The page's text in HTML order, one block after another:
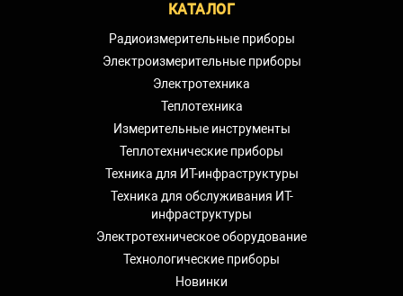
КАТАЛОГ
Радиоизмерительные приборы
Электроизмерительные приборы
Электротехника
Теплотехника
Измерительные инструменты
Теплотехнические приборы
Техника для ИТ-инфраструктуры
Техника для обслуживания ИТ-
инфраструктуры
Электротехническое оборудование
Технологические приборы
Новинки